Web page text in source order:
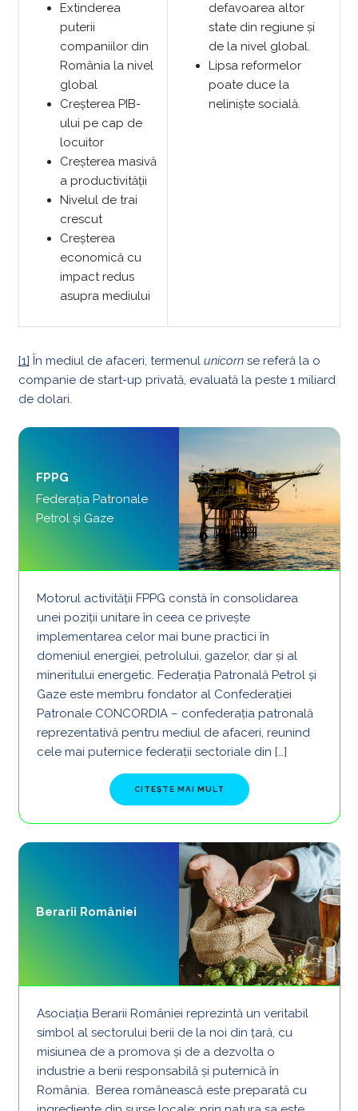
Extinderea
puterii
companiilor din
România la nivel
global
Creșterea PIB-
ului pe cap de
locuitor
Creșterea masivă
a productivității
Nivelul de trai
crescut
Creșterea
economică cu
impact redus
asupra mediului
defavoarea altor
state din regiune și
de la nivel global.
Lipsa reformelor
poate duce la
neliniște socială.
[1] În mediul de afaceri, termenul unicornse referă la o
companie de start-up privată, evaluată la peste 1 miliard
de dolari.
FPPG
Federația Patronale
Petrol și Gaze
Motorul activității FPPG constă în consolidarea
unei poziții unitare în ceea ce privește
implementarea celor mai bune practici în
domeniul energiei, petrolului, gazelor, dar și al
mineritului energetic. Federaţia Patronală Petrol şi
Gaze este membru fondator al Confederaţiei
Patronale CONCORDIA – confederația patronală
reprezentativă pentru mediul de afaceri, reunind
cele mai puternice federații sectoriale din […]
CITEȘTE MAI MULT FROM FPPG
Berarii României
Asociația Berarii României reprezintă un veritabil
simbol al sectorului berii de la noi din țară, cu
misiunea de a promova și de a dezvolta o
industrie a berii responsabilă şi puternică în
România. Berea românească este preparată cu